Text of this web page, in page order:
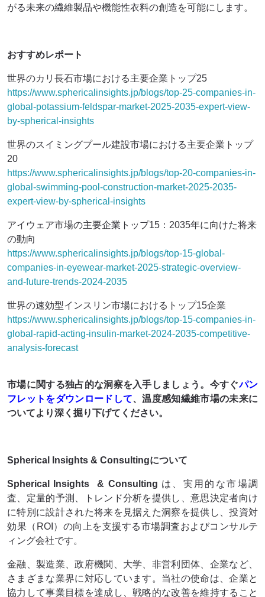
がる未来の繊維製品や機能性衣料の創造を可能にします。
おすすめレポート
世界のカリ長石市場における主要企業トップ25
https://www.sphericalinsights.jp/blogs/top-25-companies-in-
global-potassium-feldspar-market-2025-2035-expert-view-
by-spherical-insights
世界のスイミングプール建設市場における主要企業トップ
20
https://www.sphericalinsights.jp/blogs/top-20-companies-in-
global-swimming-pool-construction-market-2025-2035-
expert-view-by-spherical-insights
アイウェア市場の主要企業トップ15：2035年に向けた将来
の動向
https://www.sphericalinsights.jp/blogs/top-15-global-
companies-in-eyewear-market-2025-strategic-overview-
and-future-trends-2024-2035
世界の速効型インスリン市場におけるトップ15企業
https://www.sphericalinsights.jp/blogs/top-15-companies-in-
global-rapid-acting-insulin-market-2024-2035-competitive-
analysis-forecast
市場に関する独占的な洞察を入手しましょう。今すぐパン
フレットをダウンロードして、温度感知繊維市場の未来に
ついてより深く掘り下げてください。
Spherical Insights & Consultingについて
Spherical Insights & Consulting は、実用的な市場調
査、定量的予測、トレンド分析を提供し、意思決定者向け
に特別に設計された将来を見据えた洞察を提供し、投資対
効果（ROI）の向上を支援する市場調査およびコンサルテ
ィング会社です。
金融、製造業、政府機関、大学、非営利団体、企業など、
さまざまな業界に対応しています。当社の使命は、企業と
協力して事業目標を達成し、戦略的な改善を維持すること